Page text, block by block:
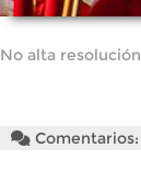
No alta resolución
Comentarios: